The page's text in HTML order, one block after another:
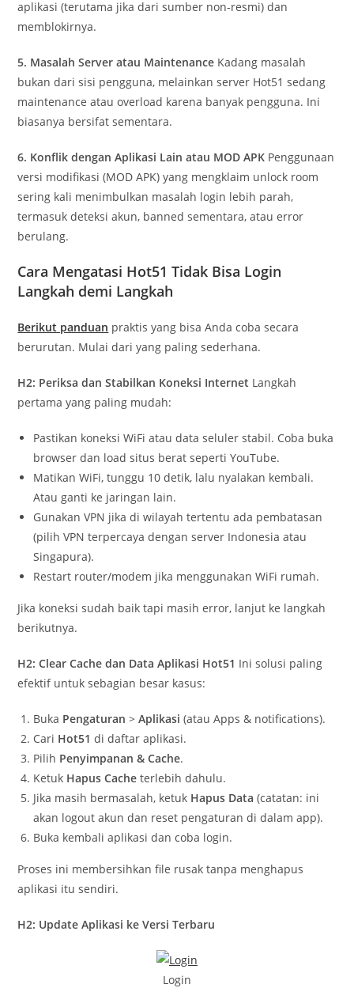
aplikasi (terutama jika dari sumber non-resmi) dan
memblokirnya.
5. Masalah Server atau Maintenance Kadang masalah
bukan dari sisi pengguna, melainkan server Hot51 sedang
maintenance atau overload karena banyak pengguna. Ini
biasanya bersifat sementara.
6. Konflik dengan Aplikasi Lain atau MOD APK Penggunaan
versi modifikasi (MOD APK) yang mengklaim unlock room
sering kali menimbulkan masalah login lebih parah,
termasuk deteksi akun, banned sementara, atau error
berulang.
Cara Mengatasi Hot51 Tidak Bisa Login
Langkah demi Langkah
Berikut panduan praktis yang bisa Anda coba secara
berurutan. Mulai dari yang paling sederhana.
H2: Periksa dan Stabilkan Koneksi Internet Langkah
pertama yang paling mudah:
Pastikan koneksi WiFi atau data seluler stabil. Coba buka
browser dan load situs berat seperti YouTube.
Matikan WiFi, tunggu 10 detik, lalu nyalakan kembali.
Atau ganti ke jaringan lain.
Gunakan VPN jika di wilayah tertentu ada pembatasan
(pilih VPN terpercaya dengan server Indonesia atau
Singapura).
Restart router/modem jika menggunakan WiFi rumah.
Jika koneksi sudah baik tapi masih error, lanjut ke langkah
berikutnya.
H2: Clear Cache dan Data Aplikasi Hot51 Ini solusi paling
efektif untuk sebagian besar kasus:
Buka Pengaturan >Aplikasi (atau Apps & notifications).
Cari Hot51 di daftar aplikasi.
Pilih Penyimpanan & Cache.
Ketuk Hapus Cache terlebih dahulu.
Jika masih bermasalah, ketuk Hapus Data (catatan: ini
akan logout akun dan reset pengaturan di dalam app).
Buka kembali aplikasi dan coba login.
Proses ini membersihkan file rusak tanpa menghapus
aplikasi itu sendiri.
H2: Update Aplikasi ke Versi Terbaru
Login